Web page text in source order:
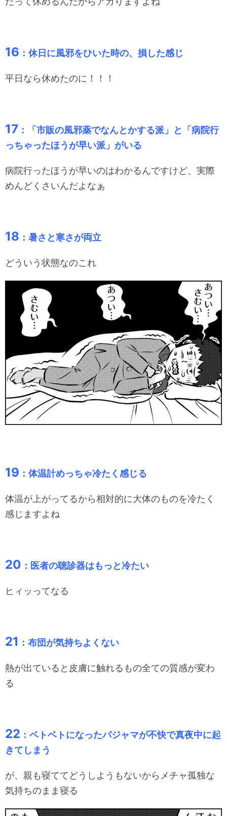
16 ：休日に風邪をひいた時の、損した感じ
平日なら休めたのに！！！
17 ：「市販の風邪薬でなんとかする派」と「病院行
っちゃったほうが早い派」がいる
病院行ったほうが早いのはわかるんですけど、実際
めんどくさいんだよなぁ
18 ：暑さと寒さが両立
どういう状態なのこれ
19 ：体温計めっちゃ冷たく感じる
体温が上がってるから相対的に大体のものを冷たく
感じますよね
20 ：医者の聴診器はもっと冷たい
ヒィッってなる
21 ：布団が気持ちよくない
熱が出ていると皮膚に触れるもの全ての質感が変わ
る
22 ：ベトベトになったパジャマが不快で真夜中に起
きてしまう
が、親も寝ててどうしようもないからメチャ孤独な
気持ちのまま寝る